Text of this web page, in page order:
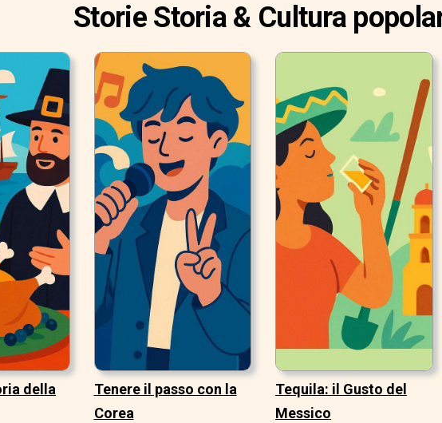
Storie Storia & Cultura
della
Tenere il passo con la
Corea
Tequila: il Gusto del
Messico